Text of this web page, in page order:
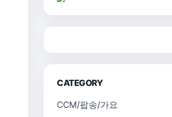
CATEGORY
CCM/팝송/가요